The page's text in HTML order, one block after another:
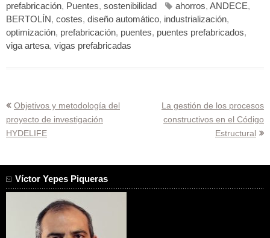
prefabricación, Puentes, sostenibilidad ahorros, ANDECE,
BERTOLÍN, costes, diseño automático, industrialización,
optimización, prefabricación, puentes, puentes prefabricados,
viga artesa, vigas prefabricadas
Navegación
de
Objetivos y metodología del
proyecto de investigación
HYDELIFE
La gestión de los procesos
constructivos en el Código
Estructural
Víctor Yepes Piqueras